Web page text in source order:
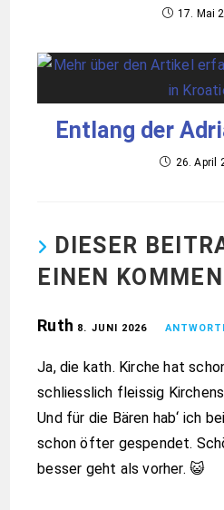
17. Mai
Entlang der
26. April
DIESER
EINEN
Ruth 8. JUNI 2026
Ja, die kath. Kirche hat
schliesslich fleissig
Und für die Bären hab‘ ich
schon öfter gespendet.
besser geht als vorher. 😺